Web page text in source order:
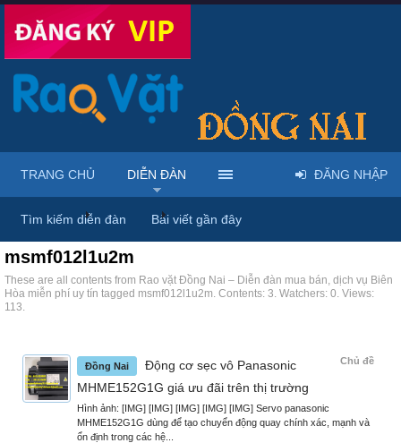
Trang chủ Diễn đàn Tags
msmf012l1u2m
These are all contents from Rao vặt Đồng Nai – Diễn đàn mua bán, dịch vụ Biên
Hòa miễn phí uy tín tagged msmf012l1u2m. Contents: 3. Watchers: 0. Views:
113.
Chủ đề
Đồng Nai
Động cơ sẹc vô Panasonic
MHME152G1G giá ưu đãi trên thị trường
Hình ảnh: [IMG] [IMG] [IMG] [IMG] [IMG] Servo panasonic
MHME152G1G dùng để tạo chuyển động quay chính xác, mạnh và
ổn định trong các hệ...
TRANG CHỦ DIỄN ĐÀN
Tìm kiếm diễn đàn Bài viết gần đây
ĐĂNG NHẬP